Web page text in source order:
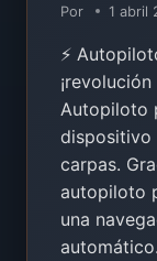
Por 1 abril
⚡
Autopiloto
dispositivo
carpas.
autopiloto
una